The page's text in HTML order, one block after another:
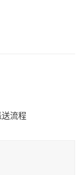
流程